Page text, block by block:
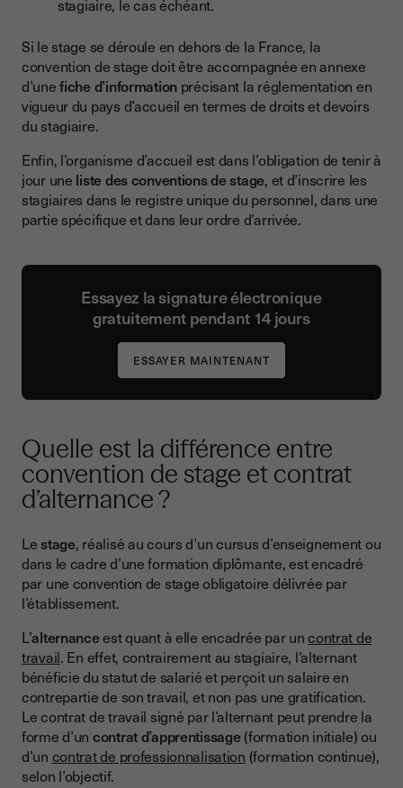
stagiaire, le cas échéant.
Si le stage se déroule en dehors de la France, la
convention de stage doit être accompagnée en annexe
d’unefiche d’information précisant la réglementation en
vigueur du pays d’accueil en termes de droits et devoirs
du stagiaire.
Enfin, l’organisme d’accueil est dans l’obligation de tenir à
jour une liste des conventions de stage, et d’inscrire les
stagiaires dans le registre unique du personnel, dans une
partie spécifique et dans leur ordre d’arrivée.
Essayez la signature électronique
gratuitement pendant 14 jours
Quelle est la différence entre
convention de stage et contrat
d’alternance ?
Lestage, réalisé au cours d’un cursus d’enseignement ou
dans le cadre d’une formation diplômante, est encadré
par une convention de stage obligatoire délivrée par
l’établissement.
L’alternanceest quant à elle encadrée par uncontrat de
travail. En effet, contrairement au stagiaire, l’alternant
bénéficie du statut de salarié et perçoit un salaire en
contrepartie de son travail, et non pas une gratification.
Le contrat de travail signé par l’alternant peut prendre la
forme d’un contrat d’apprentissage(formation initiale) ou
d’un contrat de professionnalisation (formation continue),
selon l’objectif.